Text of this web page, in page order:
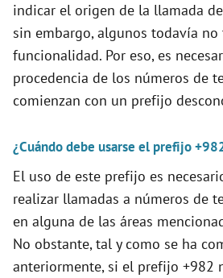
o
indicar el origen de la llamada
sin embargo, algunos todavía no
funcionalidad. Por eso, es
procedencia de los números de
comienzan con un prefijo
¿Cuándo debe usarse el prefijo
El uso de este prefijo es
realizar llamadas a números de
en alguna de las áreas
No obstante, tal y como se ha
anteriormente, si el prefijo +982